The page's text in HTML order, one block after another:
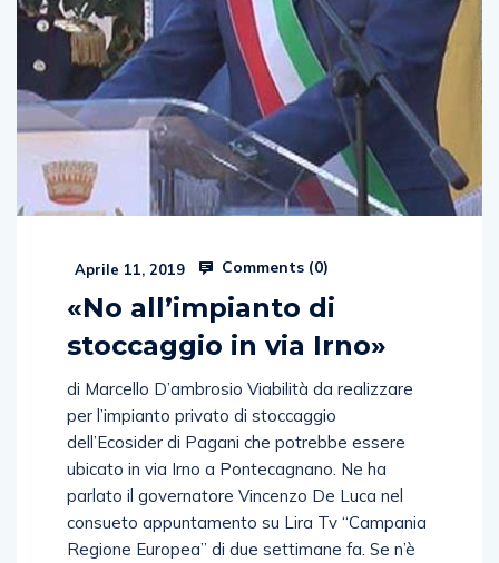
Aprile 11, 2019 Comments (0)
«No all’impianto di
stoccaggio in via Irno»
di Marcello D’ambrosio Viabilità da realizzare
per l’impianto privato di stoccaggio
dell’Ecosider di Pagani che potrebbe essere
ubicato in via Irno a Pontecagnano. Ne ha
parlato il governatore Vincenzo De Luca nel
consueto appuntamento su Lira Tv “Campania
Regione Europea” di due settimane fa. Se n’è